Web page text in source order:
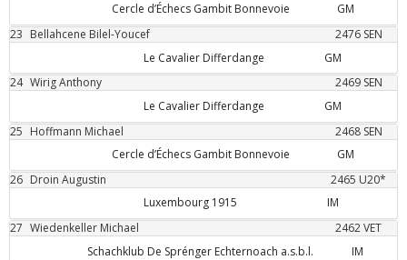
Cercle d’Échecs Gambit Bonnevoie
GM
23 Bellahcene Bilel-Youcef 2476 SEN
Le Cavalier Differdange
GM
24 WirigAnthony 2469 SEN
Le Cavalier Differdange
GM
25 Hoffmann Michael 2468 SEN
Cercle d’Échecs Gambit Bonnevoie
GM
26 Droin Augustin 2465 U20*
Luxembourg 1915
IM
27 Wiedenkeller Michael 2462VET
Schachklub De Sprénger Echternoach a.s.b.l.
IM